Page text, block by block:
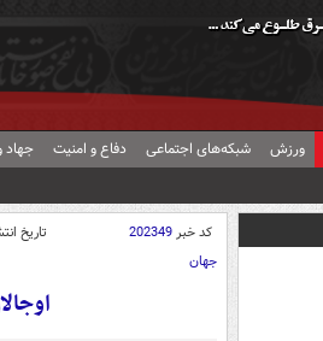
ورزش شبکه‌های اجتماعی دفاع و امنیت جهاد
کد خبر202349 تاریخ
جهان